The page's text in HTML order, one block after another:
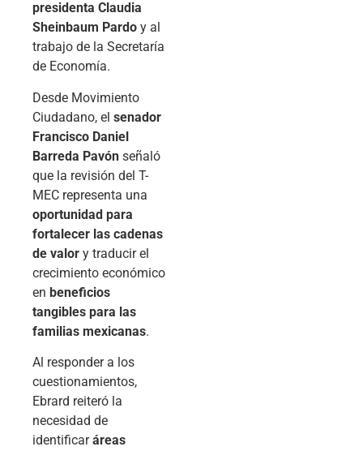
presidenta Claudia
Sheinbaum Pardo y al
trabajo de la Secretaría
de Economía.
Desde Movimiento
Ciudadano, el senador
Francisco Daniel
Barreda Pavón señaló
que la revisión del T-
MEC representa una
oportunidad para
fortalecer las cadenas
de valor y traducir el
crecimiento económico
en beneficios
tangibles para las
familias mexicanas.
Al responder a los
cuestionamientos,
Ebrard reiteró la
necesidad de
identificaráreas